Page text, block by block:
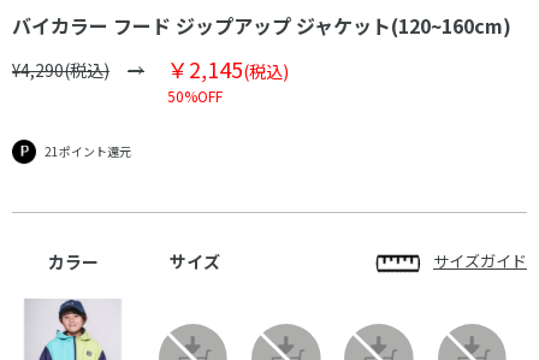
バイカラー フード ジップアップ ジャケット(120~160cm)
¥4,290(税込) ￥2,145(税込)
50%OFF
21ポイント還元
カラー サイズ サイズガイド